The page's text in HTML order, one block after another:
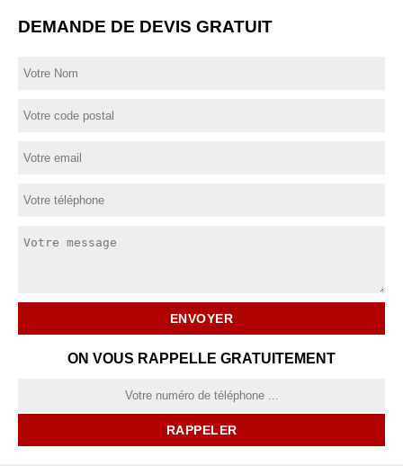
DEMANDE DE DEVIS GRATUIT
ON VOUS RAPPELLE GRATUITEMENT